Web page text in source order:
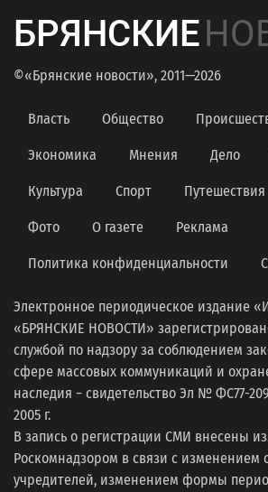
БРЯНСКИЕ
©«Брянские новости», 2011—2026
Власть Общество
Экономика Мнения Дело
Культура Спорт Путешествия
Фото О газете Реклама
Политика конфиденциальности
Электронное периодическое издание
«БРЯНСКИЕ НОВОСТИ»
службой по надзору за соблюдением
сфере массовых коммуникаций и
наследия − свидетельство Эл № ФС77-
2005 г.
В запись о регистрации СМИ внесены
Роскомнадзором в связи с изменением
учредителей, изменением формы